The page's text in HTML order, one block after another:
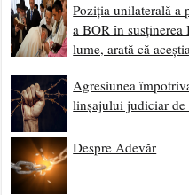
Poziția unilaterală a
a BOR în
lume, arată că
Agresiunea
linșajului judiciar de
Despre Adevăr